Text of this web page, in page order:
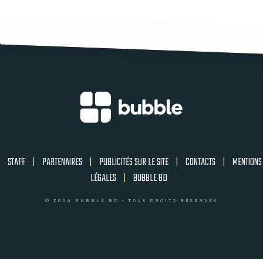
STAFF | PARTENAIRES | PUBLICITÉS SUR LE SITE | CONTACTS | MENTIONS
LÉGALES | BUBBLE BD
© 2026 BUBBLE BD - TOUS DROITS RÉSERVÉS